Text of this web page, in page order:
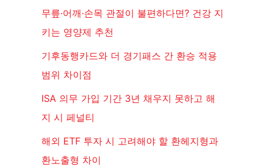
무릎·어깨·손목 관절이 불편하다면? 건강 지
키는 영양제 추천
기후동행카드와 더 경기패스 간 환승 적용
범위 차이점
ISA 의무 가입 기간 3년 채우지 못하고 해
지 시 페널티
해외 ETF 투자 시 고려해야 할 환헤지형과
환노출형 차이